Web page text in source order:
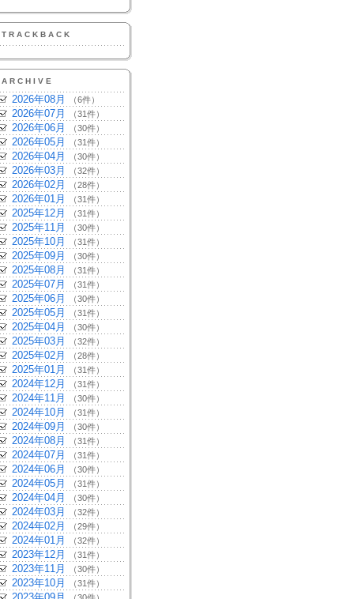
TRACKBACK
ARCHIVE
2026年08月 （6件）
2026年07月 （31件）
2026年06月 （30件）
2026年05月 （31件）
2026年04月 （30件）
2026年03月 （32件）
2026年02月 （28件）
2026年01月 （31件）
2025年12月 （31件）
2025年11月 （30件）
2025年10月 （31件）
2025年09月 （30件）
2025年08月 （31件）
2025年07月 （31件）
2025年06月 （30件）
2025年05月 （31件）
2025年04月 （30件）
2025年03月 （32件）
2025年02月 （28件）
2025年01月 （31件）
2024年12月 （31件）
2024年11月 （30件）
2024年10月 （31件）
2024年09月 （30件）
2024年08月 （31件）
2024年07月 （31件）
2024年06月 （30件）
2024年05月 （31件）
2024年04月 （30件）
2024年03月 （32件）
2024年02月 （29件）
2024年01月 （32件）
2023年12月 （31件）
2023年11月 （30件）
2023年10月 （31件）